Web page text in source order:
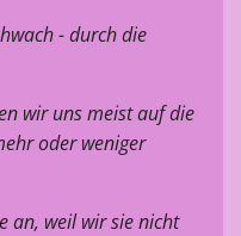
- durch die
wir uns meist auf die
oder weniger
an, weil wir sie nicht